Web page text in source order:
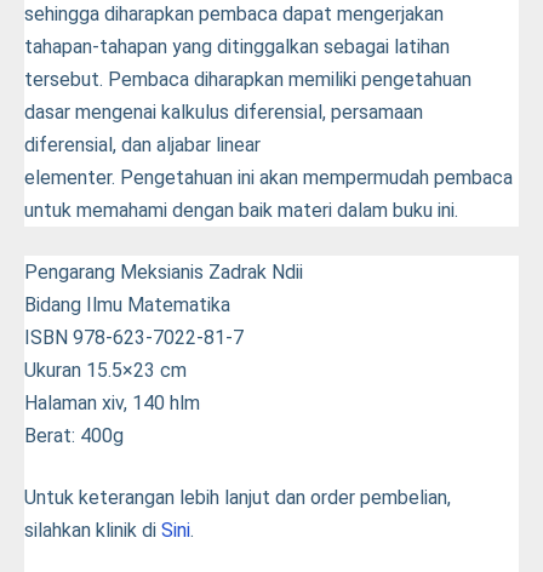
sehingga diharapkan pembaca dapat mengerjakan
tahapan-tahapan yang ditinggalkan sebagai latihan
tersebut. Pembaca diharapkan memiliki pengetahuan
dasar mengenai kalkulus diferensial, persamaan
diferensial, dan aljabar linear
elementer. Pengetahuan ini akan mempermudah pembaca
Pengarang Meksianis Zadrak Ndii
Bidang Ilmu Matematika
ISBN 978-623-7022-81-7
Ukuran 15.5×23 cm
Halaman xiv, 140 hlm
Berat: 400g
Untuk keterangan lebih lanjut dan order pembelian,
silahkan klinik di Sini.